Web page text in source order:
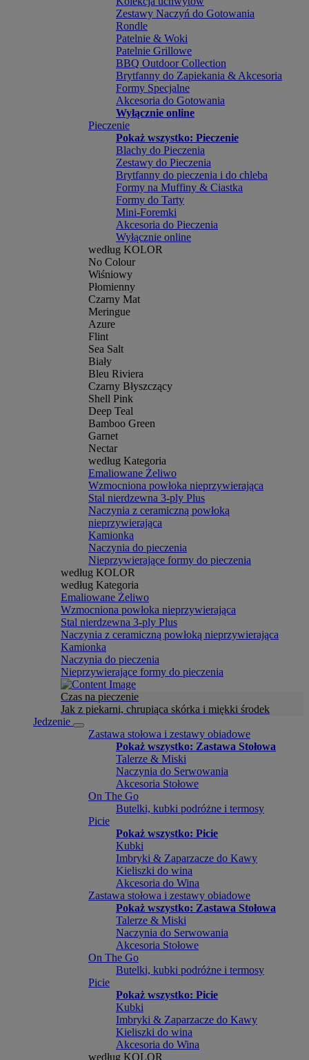
Zestawy Naczyń do Gotowania
Rondle
Patelnie & Woki
Patelnie Grillowe
BBQ Outdoor Collection
Brytfanny do Zapiekania & Akcesoria
Formy Specjalne
Akcesoria do Gotowania
Wyłącznie online
Pieczenie
Pokaż wszystko: Pieczenie
Blachy do Pieczenia
Zestawy do Pieczenia
Brytfanny do pieczenia i do chleba
Formy na Muffiny & Ciastka
Formy do Tarty
Mini-Foremki
Akcesoria do Pieczenia
Wyłącznie online
według KOLOR
No Colour
Wiśniowy
Płomienny
Czarny Mat
Meringue
Azure
Flint
Sea Salt
Biały
Bleu Riviera
Czarny Błyszczący
Shell Pink
Deep Teal
Bamboo Green
Garnet
Nectar
według Kategoria
Emaliowane Żeliwo
Wzmocniona powłoka nieprzywierająca
Stal nierdzewna 3-ply Plus
Naczynia z ceramiczną powłoką
nieprzywierająca
Kamionka
Naczynia do pieczenia
Nieprzywierające formy do pieczenia
według KOLOR
według Kategoria
Emaliowane Żeliwo
Wzmocniona powłoka nieprzywierająca
Stal nierdzewna 3-ply Plus
Naczynia z ceramiczną powłoką nieprzywierająca
Kamionka
Naczynia do pieczenia
Nieprzywierające formy do pieczenia
Czas na pieczenie
Jak z piekarni, chrupiąca skórka i miękki środek
Jedzenie
Zastawa stołowa i zestawy obiadowe
Pokaż wszystko: Zastawa Stołowa
Talerze & Miski
Naczynia do Serwowania
Akcesoria Stołowe
On The Go
Butelki, kubki podróżne i termosy
Picie
Pokaż wszystko: Picie
Kubki
Imbryki & Zaparzacze do Kawy
Kieliszki do wina
Akcesoria do Wina
Zastawa stołowa i zestawy obiadowe
Pokaż wszystko: Zastawa Stołowa
Talerze & Miski
Naczynia do Serwowania
Akcesoria Stołowe
On The Go
Butelki, kubki podróżne i termosy
Picie
Pokaż wszystko: Picie
Kubki
Imbryki & Zaparzacze do Kawy
Kieliszki do wina
Akcesoria do Wina
według KOLOR